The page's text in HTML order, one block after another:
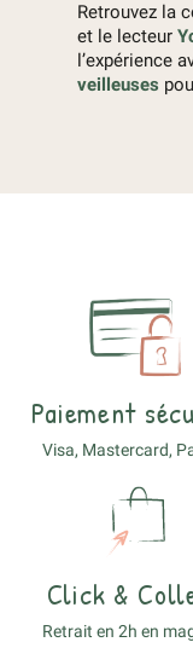
Retrouvez la
et le lecteur
l’expérience
veilleuses
Paiement
Visa, Mastercard,
Click &
Retrait en 2h en